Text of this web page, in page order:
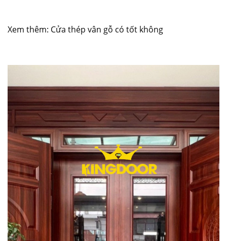
Xem thêm: Cửa thép vân gỗ có tốt không